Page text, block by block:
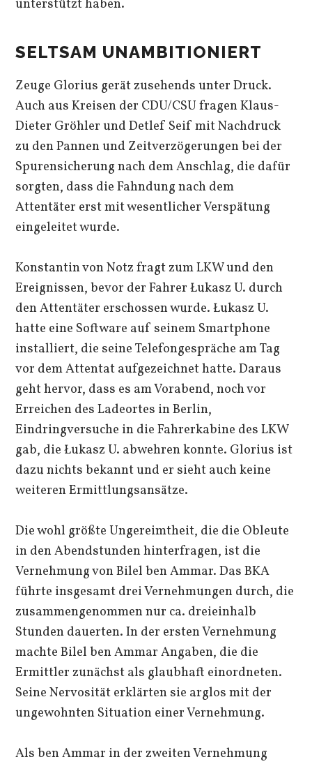
unterstützt haben.
SELTSAM UNAMBITIONIERT
Zeuge Glorius gerät zusehends unter Druck.
Auch aus Kreisen der CDU/CSU fragen Klaus-
Dieter Gröhler und Detlef Seif mit Nachdruck
zu den Pannen und Zeitverzögerungen bei der
Spurensicherung nach dem Anschlag, die dafür
sorgten, dass die Fahndung nach dem
Attentäter erst mit wesentlicher Verspätung
eingeleitet wurde.
Konstantin von Notz fragt zum LKW und den
Ereignissen, bevor der Fahrer Łukasz U. durch
den Attentäter erschossen wurde. Łukasz U.
hatte eine Software auf seinem Smartphone
installiert, die seine Telefongespräche am Tag
vor dem Attentat aufgezeichnet hatte. Daraus
geht hervor, dass es am Vorabend, noch vor
Erreichen des Ladeortes in Berlin,
Eindringversuche in die Fahrerkabine des LKW
gab, die Łukasz U. abwehren konnte. Glorius ist
dazu nichts bekannt und er sieht auch keine
weiteren Ermittlungsansätze.
Die wohl größte Ungereimtheit, die die Obleute
in den Abendstunden hinterfragen, ist die
Vernehmung von Bilel ben Ammar. Das BKA
führte insgesamt drei Vernehmungen durch, die
zusammengenommen nur ca. dreieinhalb
Stunden dauerten. In der ersten Vernehmung
machte Bilel ben Ammar Angaben, die die
Ermittler zunächst als glaubhaft einordneten.
Seine Nervosität erklärten sie arglos mit der
ungewohnten Situation einer Vernehmung.
Als ben Ammar in der zweiten Vernehmung